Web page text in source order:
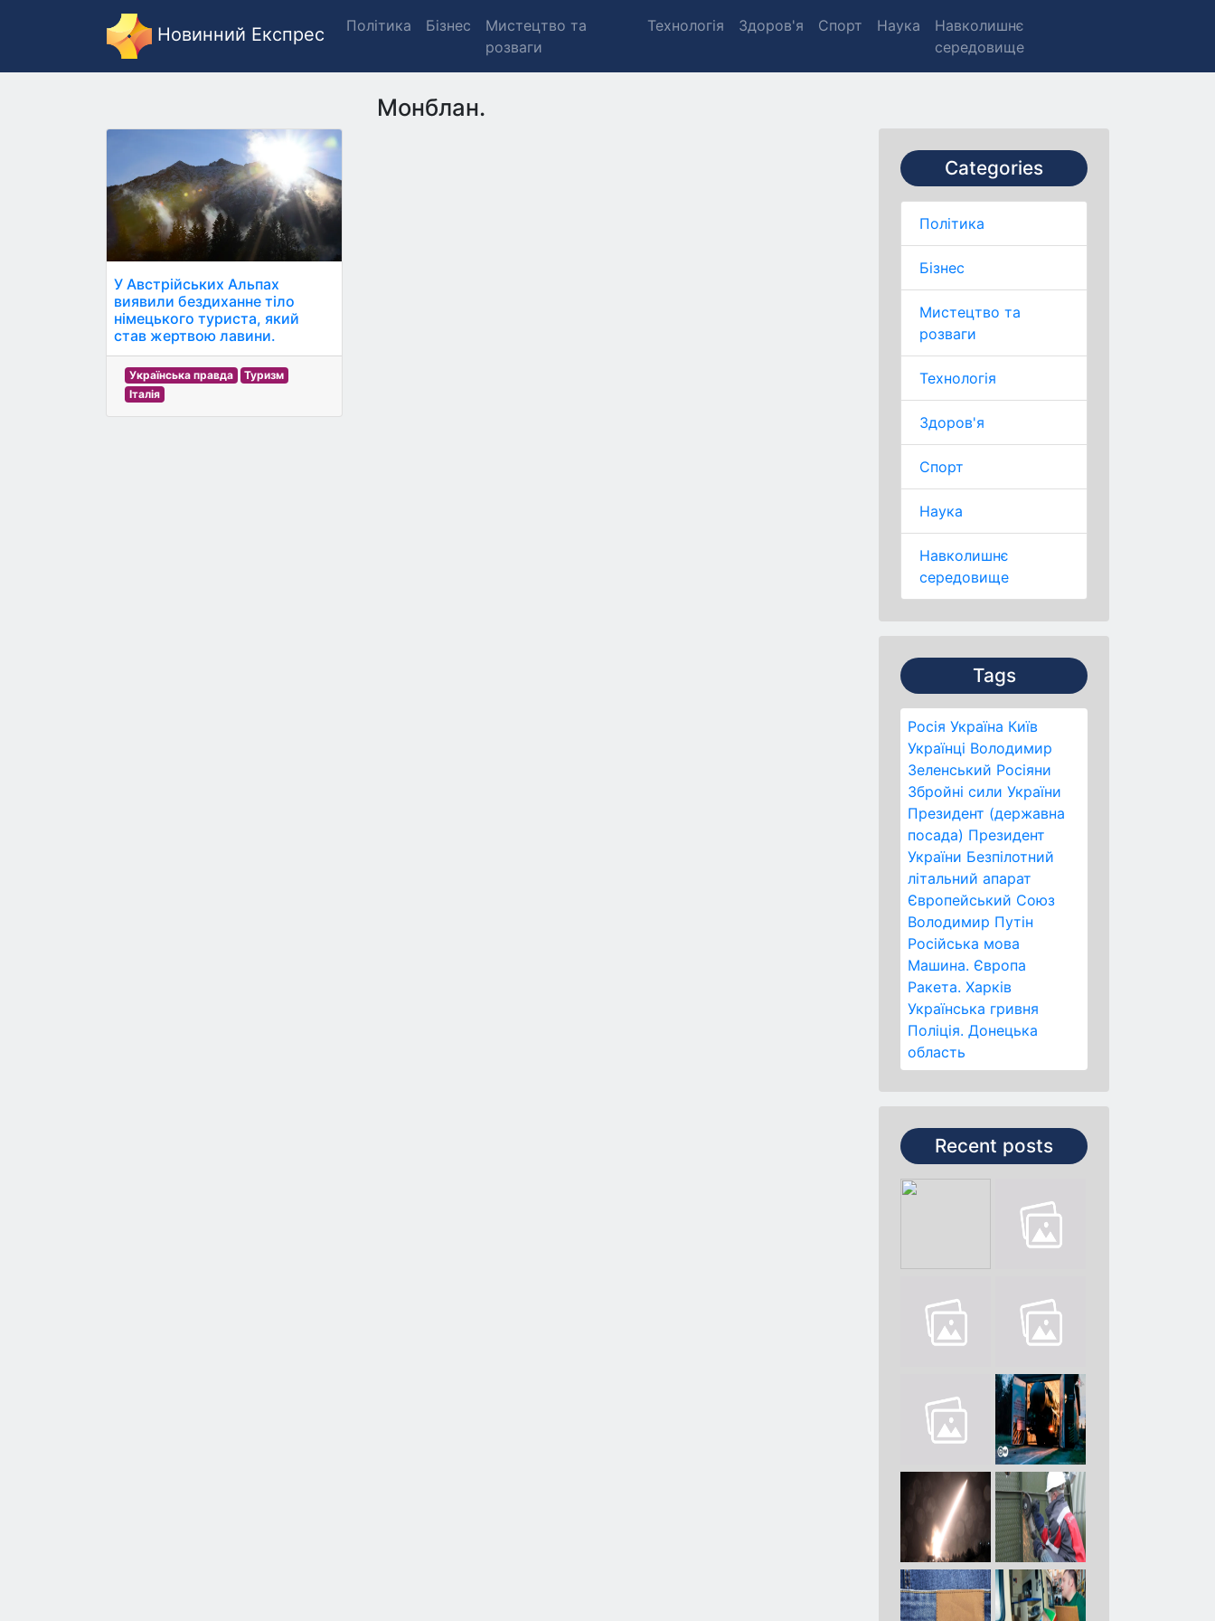
Новинний Експрес Політика Бізнес
Мистецтво та
розваги
Технологія Здоров'я Спорт Наука
Навколишнє
середовище
Монблан.
Categories
Політика
Бізнес
Мистецтво та
розваги
Технологія
Здоров'я
Спорт
Наука
Навколишнє
середовище
Tags
Росія Україна Київ
Українці Володимир
Зеленський Росіяни
Збройні сили України
Президент (державна
посада) Президент
України Безпілотний
літальний апарат
Європейський Союз
Володимир Путін
Російська мова
Машина. Європа
Ракета. Харків
Українська гривня
Поліція. Донецька
область
Recent posts
У Австрійських Альпах
виявили бездиханне тіло
німецького туриста, який
став жертвою лавини.
Українська правда
Туризм
Італія